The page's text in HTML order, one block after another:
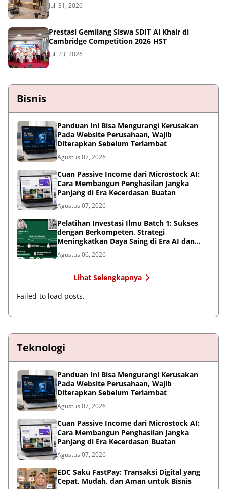
Juli 31, 2026
Prestasi Gemilang Siswa SDIT Al Khair di
Cambridge Competition 2026 HST
Juli 23, 2026
Bisnis
Panduan Ini Bisa Mengurangi Kerusakan
Pada Website Perusahaan, Wajib
Diterapkan Sebelum Terlambat
Agustus 07, 2026
Cuan Passive Income dari Microstock AI:
Cara Membangun Penghasilan Jangka
Panjang di Era Kecerdasan Buatan
Agustus 07, 2026
Pelatihan Investasi Ilmu Batch 1: Sukses
dengan Berkompeten, Strategi
Meningkatkan Daya Saing di Era AI dan
Persaingan Global
Agustus 06, 2026
Lihat Selengkapnya
Failed to load posts.
Teknologi
Panduan Ini Bisa Mengurangi Kerusakan
Pada Website Perusahaan, Wajib
Diterapkan Sebelum Terlambat
Agustus 07, 2026
Cuan Passive Income dari Microstock AI:
Cara Membangun Penghasilan Jangka
Panjang di Era Kecerdasan Buatan
Agustus 07, 2026
EDC Saku FastPay: Transaksi Digital yang
Cepat, Mudah, dan Aman untuk Bisnis